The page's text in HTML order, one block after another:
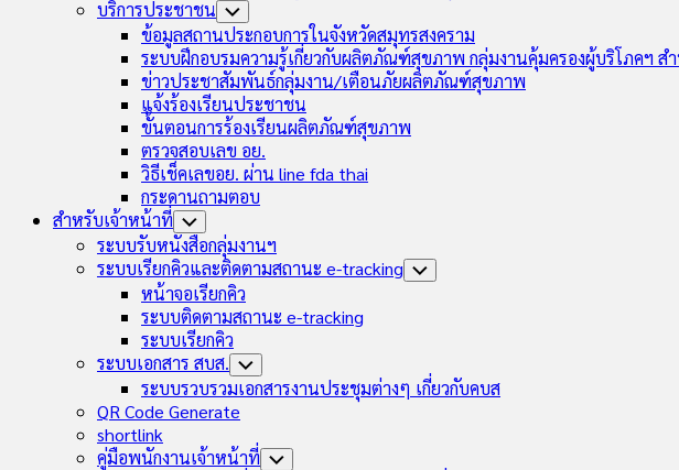
บริการประชาชน Toggle
Child
Menu
ข้อมูลสถานประกอบการในจังหวัดสมุทรสงคราม
ระบบฝึกอบรมความรู้เกี่ยวกับผลิตภัณฑ์สุขภาพ กลุ่มงานคุ้มครองผู้บริโภคฯ ส
ข่าวประชาสัมพันธ์กลุ่มงาน/เตือนภัยผลิตภัณฑ์สุขภาพ
แจ้งร้องเรียนประชาชน
ขั้นตอนการร้องเรียนผลิตภัณฑ์สุขภาพ
ตรวจสอบเลข อย.
วิธีเช็คเลขอย. ผ่าน line fda thai
กระดานถามตอบ
สำหรับเจ้าหน้าที่ Toggle
Child
Menu
ระบบรับหนังสือกลุ่มงานฯ
ระบบเรียกคิวและติดตามสถานะ e-tracking Toggle
หน้าจอเรียกคิว
ระบบติดตามสถานะ e-tracking
ระบบเรียกคิว
ระบบเอกสาร สบส. Toggle
Child
Menu
ระบบรวบรวมเอกสารงานประชุมต่างๆ เกี่ยวกับคบส
QR Code Generate
shortlink
คู่มือพนักงานเจ้าหน้าที่ Toggle